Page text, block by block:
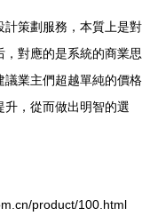
策劃服務，本質上是對
對應的是系統的商業思
業主們超越單純的價格
升，從而做出明智的選
product/100.html